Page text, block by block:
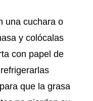
una cuchara o
y colócalas
con papel de
que la grasa